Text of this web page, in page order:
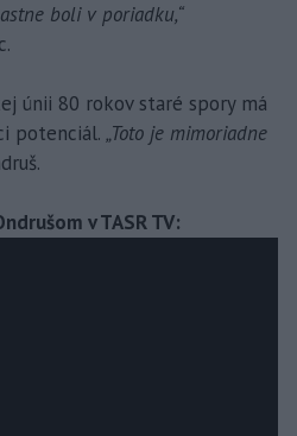
boli v poriadku,“
únii 80 rokov staré spory má
potenciál. „Toto je mimoriadne
v TASR TV: